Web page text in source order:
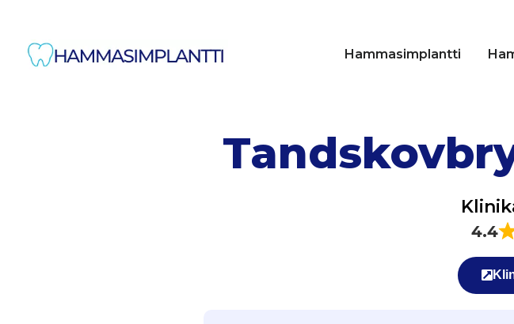
Hammasimplantti
4.4